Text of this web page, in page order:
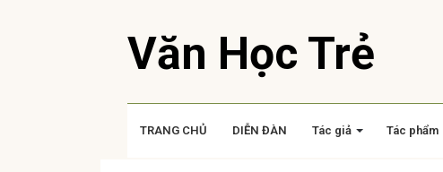
Văn Học Trẻ
TRANG CHỦ DIỄN ĐÀN Tác giả Tác phẩm